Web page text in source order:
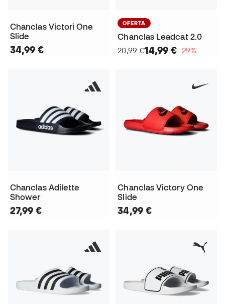
Chanclas Victori One
Slide
34,99 €
OFERTA
Chanclas Leadcat 2.0
20,99 €14,99 €−29%
Chanclas Adilette
Shower
27,99 €
Chanclas Victory One
Slide
34,99 €